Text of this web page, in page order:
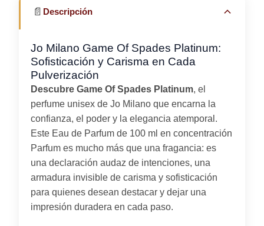
📄 Descripción
Jo Milano Game Of Spades Platinum:
Sofisticación y Carisma en Cada
Pulverización
Descubre Game Of Spades Platinum, el
perfume unisex de Jo Milano que encarna la
confianza, el poder y la elegancia atemporal.
Este Eau de Parfum de 100 ml en concentración
Parfum es mucho más que una fragancia: es
una declaración audaz de intenciones, una
armadura invisible de carisma y sofisticación
para quienes desean destacar y dejar una
impresión duradera en cada paso.